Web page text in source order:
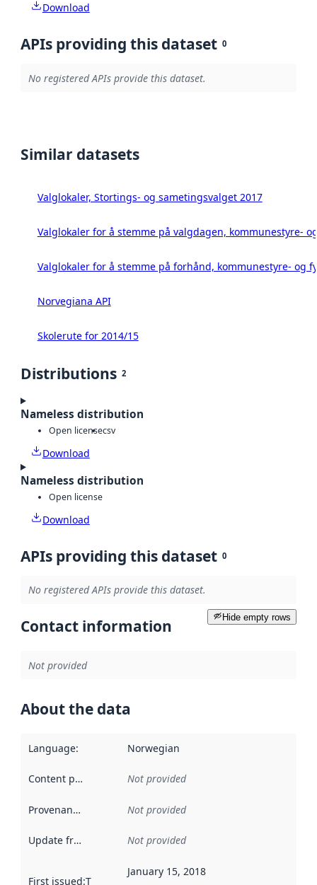
Download
APIs providing this dataset 0
No registered APIs provide this dataset.
Similar datasets
Valglokaler, Stortings- og sametingsvalget 2017
Valglokaler for å stemme på valgdagen, kommunestyre-
Valglokaler for å stemme på forhånd, kommunestyre- og
Norvegiana API
Skolerute for 2014/15
Distributions 2
Nameless distribution
Open licensecsv
Download
Nameless distribution
Open license
Download
APIs providing this dataset 0
No registered APIs provide this dataset.
Hide empty rows
Contact information
Not provided
About the data
Language: Norwegian
Content providers Not provided
Provenance Not provided
Update frequency Not provided
First issued:This date indicates when the data in this
January 15, 2018